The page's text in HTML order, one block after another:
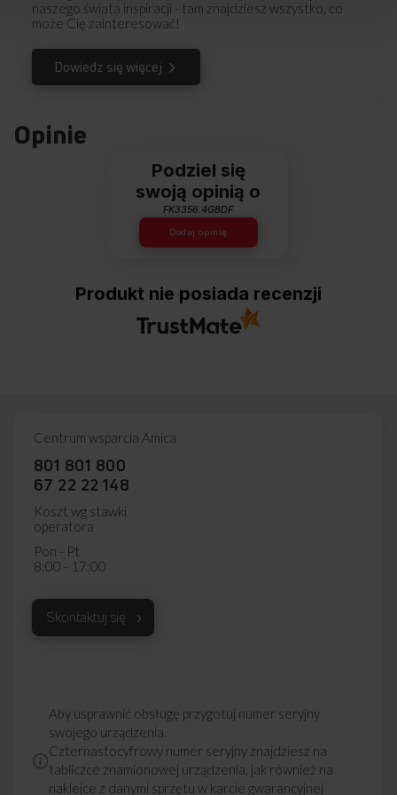
naszego świata inspiracji - tam znajdziesz wszystko, co
może Cię zainteresować!
Dowiedz się więcej
Opinie
Podziel się
swoją opinią o
FK3356.4GBDF
Dodaj opinię
Produkt nie posiada recenzji
Centrum wsparcia Amica
801 801 800
67 22 22 148
Koszt wg stawki
operatora
Pon - Pt
8:00 - 17:00
Skontaktuj się
Aby usprawnić obsługę przygotuj numer seryjny
swojego urządzenia.
Czternastocyfrowy numer seryjny znajdziesz na
tabliczce znamionowej urządzenia, jak również na
naklejce z danymi sprzętu w karcie gwarancyjnej